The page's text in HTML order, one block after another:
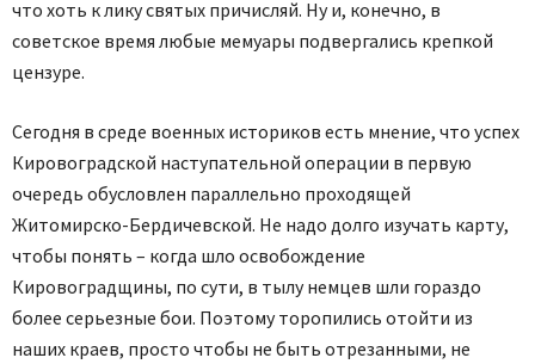
что хоть к лику святых причисляй. Ну и, конечно, в
советское время любые мемуары подвергались крепкой
цензуре.
Сегодня в среде военных историков есть мнение, что успех
Кировоградской наступательной операции в первую
очередь обусловлен параллельно проходящей
Житомирско-Бердичевской. Не надо долго изучать карту,
чтобы понять – когда шло освобождение
Кировоградщины, по сути, в тылу немцев шли гораздо
более серьезные бои. Поэтому торопились отойти из
наших краев, просто чтобы не быть отрезанными, не